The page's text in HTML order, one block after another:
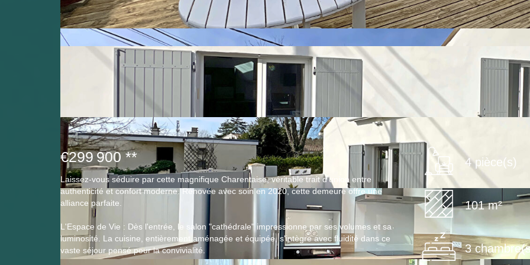
€299 900 **
Laissez-vous séduire par cette magnifique Charentaise, véritable trait d'union entre
authenticité et confort moderne. Rénovée avec soin en 2020, cette demeure offre une
alliance parfaite.
L'Espace de Vie : Dès l'entrée, le salon "cathédrale" impressionne par ses volumes et sa
luminosité. La cuisine, entièrement aménagée et équipée, s'intègre avec fluidité dans ce
vaste séjour pensé pour la convivialité.
4 pièce(s)
101 m²
3